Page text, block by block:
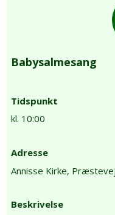
Babysalmesang
Tidspunkt
kl. 10:00
Adresse
Annisse Kirke,
Beskrivelse